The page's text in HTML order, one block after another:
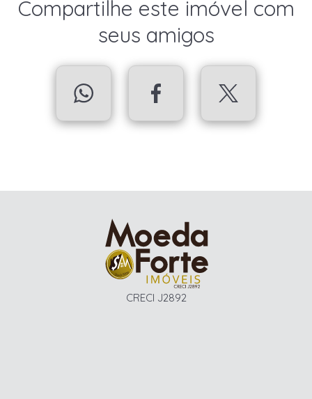
Compartilhe este imóvel com
seus amigos
CRECI J2892